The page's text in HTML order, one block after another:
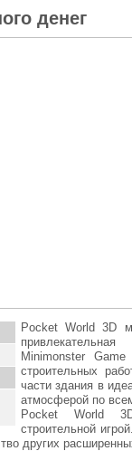
денег
Pocket World 3D
Minimonster
строительных
части здания в
атмосферой по
Pocket World
строительной
других